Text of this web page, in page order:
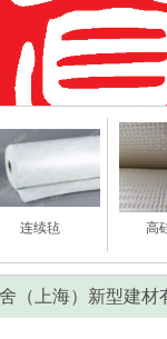
连续毡 高
（上海）新型建材